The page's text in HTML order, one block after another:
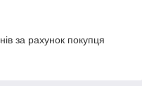
за рахунок покупця